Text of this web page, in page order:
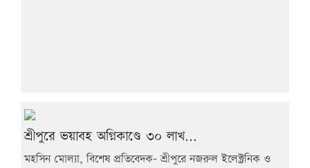
শ্রীপুরে ভয়াবহ অগ্নিকাণ্ডে ৩০ লাখ...
মহসিন মোল্যা, বিশেষ প্রতিবেদক- শ্রীপুরে নজরুল ইলেক্ট্রনিক ও